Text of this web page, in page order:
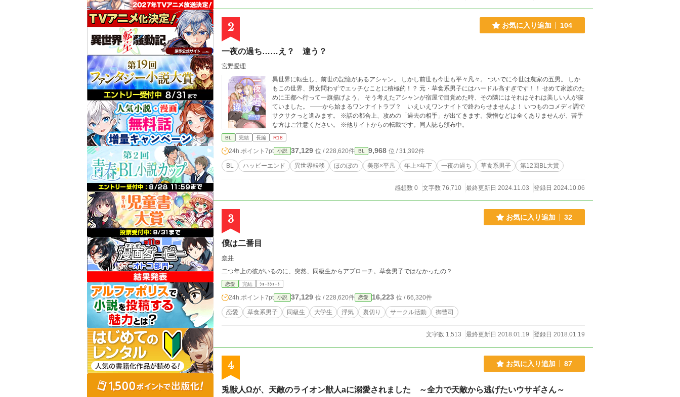
2 お気に入り追加 104
一夜の過ち……え？ 違う？
宮野愛理
異世界に転生し、前世の記憶があるアシャン。 しかし前世も今世も平々凡々。 ついでに今世は農家の五男。 しか
もこの世界、男女問わずでエッチなことに積極的！？ 元・草食系男子にはハードル高すぎです！！ せめて家族のた
めに王都へ行って一旗揚げよう。 そう考えたアシャンが宿屋で目覚めた時、その隣にはそれはそれは美しい人が寝
ていました。 ――から始まるワンナイトラブ？ いえいえワンナイトで終わらせませんよ！ いつものコメディ調で
サクサクっと進みます。 ※話の都合上、攻めの「過去の相手」が出てきます。愛憎などは全くありませんが、苦手
な方はご注意ください。 ※他サイトからの転載です。同人誌も頒布中。
BL 完結 長編 R18
24h.ポイント 7pt 小説 37,129 位 / 228,620件 BL 9,968 位 / 31,392件
BL ハッピーエンド 異世界転移 ほのぼの 美形×平凡 年上×年下 一夜の過ち 草食系男子 第12回BL大賞
感想数 0 文字数 76,710 最終更新日 2024.11.03 登録日 2024.10.06
3 お気に入り追加 32
僕は二番目
奈井
二つ年上の彼がいるのに、突然、同級生からアプローチ。草食男子ではなかったの？
恋愛 完結 ｼｮｰﾄｼｮｰﾄ
24h.ポイント 7pt 小説 37,129 位 / 228,620件 恋愛 16,223 位 / 66,320件
恋愛 草食系男子 同級生 大学生 浮気 裏切り サークル活動 御曹司
文字数 1,513 最終更新日 2018.01.19 登録日 2018.01.19
4 お気に入り追加 87
兎獣人Ωが、天敵のライオン獣人aに溺愛されました ～全力で天敵から逃げたいウサギさん～